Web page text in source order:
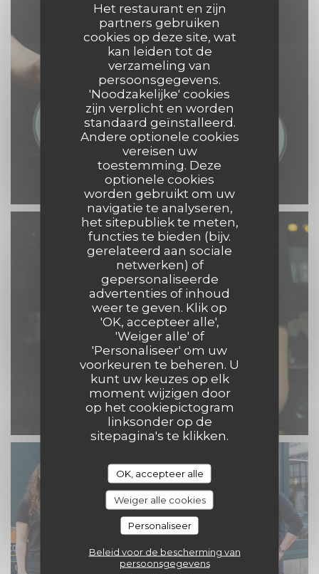
Het restaurant en zijn
partners gebruiken
cookies op deze site, wat
kan leiden tot de
verzameling van
persoonsgegevens.
'Noodzakelijke' cookies
zijn verplicht en worden
standaard geïnstalleerd.
Andere optionele cookies
vereisen uw
toestemming. Deze
optionele cookies
worden gebruikt om uw
navigatie te analyseren,
het sitepubliek te meten,
functies te bieden (bijv.
gerelateerd aan sociale
netwerken) of
gepersonaliseerde
advertenties of inhoud
weer te geven. Klik op
'OK, accepteer alle',
'Weiger alle' of
'Personaliseer' om uw
voorkeuren te beheren. U
kunt uw keuzes op elk
moment wijzigen door
op het cookiepictogram
linksonder op de
sitepagina's te klikken.
OK, accepteer alle
Weiger alle cookies
Personaliseer
Beleid voor de bescherming van
persoonsgegevens